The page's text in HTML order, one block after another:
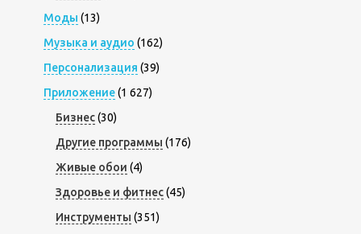
Моды (13)
Музыка и аудио (162)
Персонализация (39)
Приложение(1 627)
Бизнес(30)
Другие программы (176)
Живые обои (4)
Здоровье и фитнес(45)
Инструменты (351)